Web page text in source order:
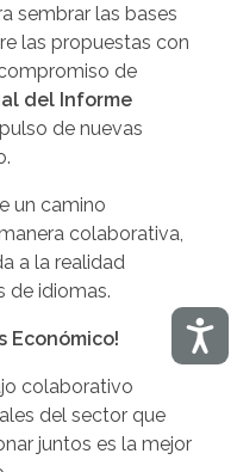
sembrar las bases
las propuestas con
de
del Informe
de nuevas
un camino
colaborativa,
a la realidad
de idiomas.
Económico!
colaborativo
del sector que
juntos es la mejor